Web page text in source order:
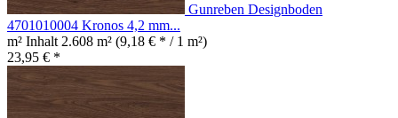
Gunreben Designboden
4701010004 Kronos 4,2 mm...
m² Inhalt 2.608 m² (9,18 € * / 1 m²)
23,95 € *